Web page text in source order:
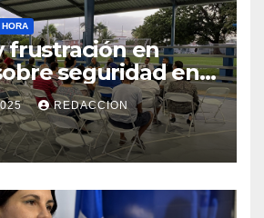
HORA
frustración en
seguridad en
REDACCION